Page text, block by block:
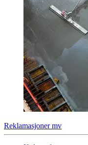
Reklamasjoner mv